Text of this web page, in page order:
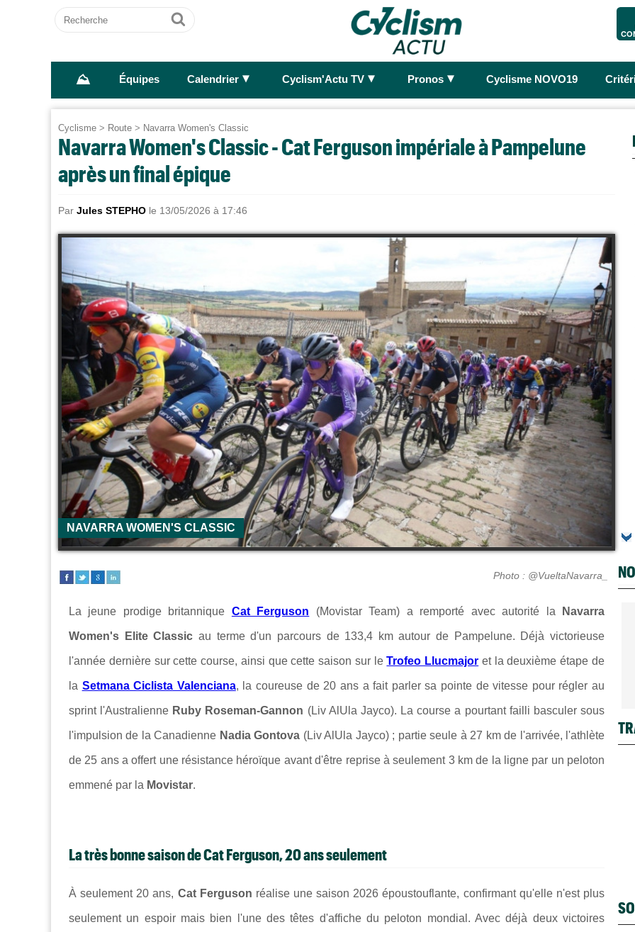
Recherche
Ok
⛰ Équipes Calendrier ► Cyclism'Actu TV ► Pronos ► Cyclisme NOVO19
Cyclisme > Route > Navarra Women's Classic
Navarra Women's Classic - Cat Ferguson impériale à Pampelune
après un final épique
Par Jules STEPHO le 13/05/2026 à 17:46
NAVARRA WOMEN'S CLASSIC
Photo : @VueltaNavarra_
La jeune prodige britannique Cat Ferguson (Movistar Team) a remporté avec autorité la Navarra
Women's Elite Classic au terme d'un parcours de 133,4 km autour de Pampelune. Déjà victorieuse
l'année dernière sur cette course, ainsi que cette saison sur leTrofeo Llucmajor et la deuxième étape de
la Setmana Ciclista Valenciana, la coureuse de 20 ans a fait parler sa pointe de vitesse pour régler au
sprint l'Australienne Ruby Roseman-Gannon (Liv AlUla Jayco). La course a pourtant failli basculer sous
l'impulsion de la Canadienne Nadia Gontova (Liv AlUla Jayco) ; partie seule à 27 km de l'arrivée, l'athlète
de 25 ans a offert une résistance héroïque avant d'être reprise à seulement 3 km de la ligne par un peloton
emmené par la Movistar.
La très bonne saison de Cat Ferguson, 20 ans seulement
À seulement 20 ans, Cat Ferguson réalise une saison 2026 époustouflante, confirmant qu'elle n'est plus
seulement un espoir mais bien l'une des têtes d'affiche du peloton mondial. Avec déjà deux victoires